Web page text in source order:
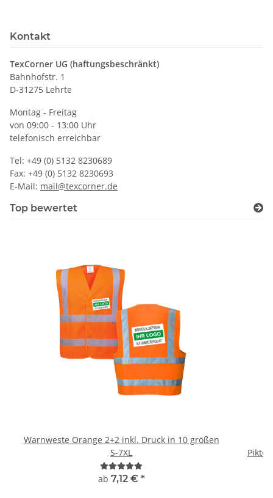
Kontakt
TexCorner UG (haftungsbeschränkt)
Bahnhofstr. 1
D-31275 Lehrte
Montag - Freitag
von 09:00 - 13:00 Uhr
telefonisch erreichbar
Tel: +49 (0) 5132 8230689
Fax: +49 (0) 5132 8230693
E-Mail: mail@texcorner.de
Top bewertet
Warnweste Orange 2+2 inkl. Druck in 10 größen
S-7XL
ab 7,12 € *